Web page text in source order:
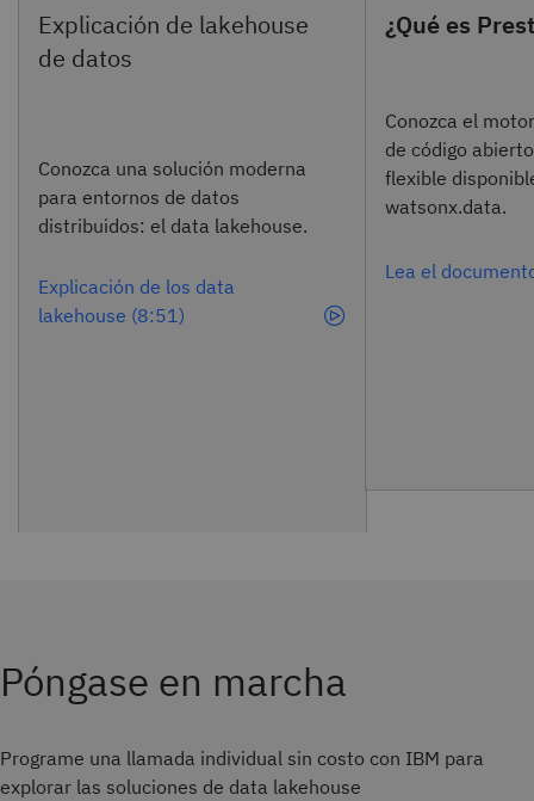
Conozca una solución moderna
para entornos de datos
distribuidos: el data lakehouse.
Explicación de los data
lakehouse (8:51)
¿Qué es
Conozca el
de código
flexible
watsonx.data.
Lea el
Póngase en marcha
Programe una llamada individual sin costo con IBM para
explorar las soluciones de data lakehouse